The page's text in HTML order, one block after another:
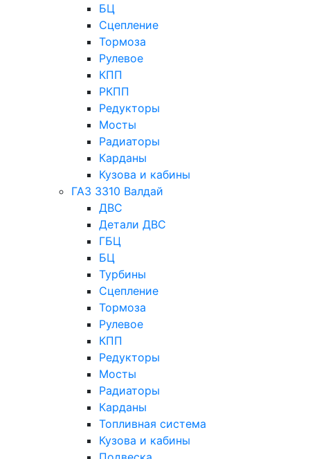
БЦ
Сцепление
Тормоза
Рулевое
КПП
РКПП
Редукторы
Мосты
Радиаторы
Карданы
Кузова и кабины
ГАЗ 3310 Валдай
ДВС
Детали ДВС
ГБЦ
БЦ
Турбины
Сцепление
Тормоза
Рулевое
КПП
Редукторы
Мосты
Радиаторы
Карданы
Топливная система
Кузова и кабины